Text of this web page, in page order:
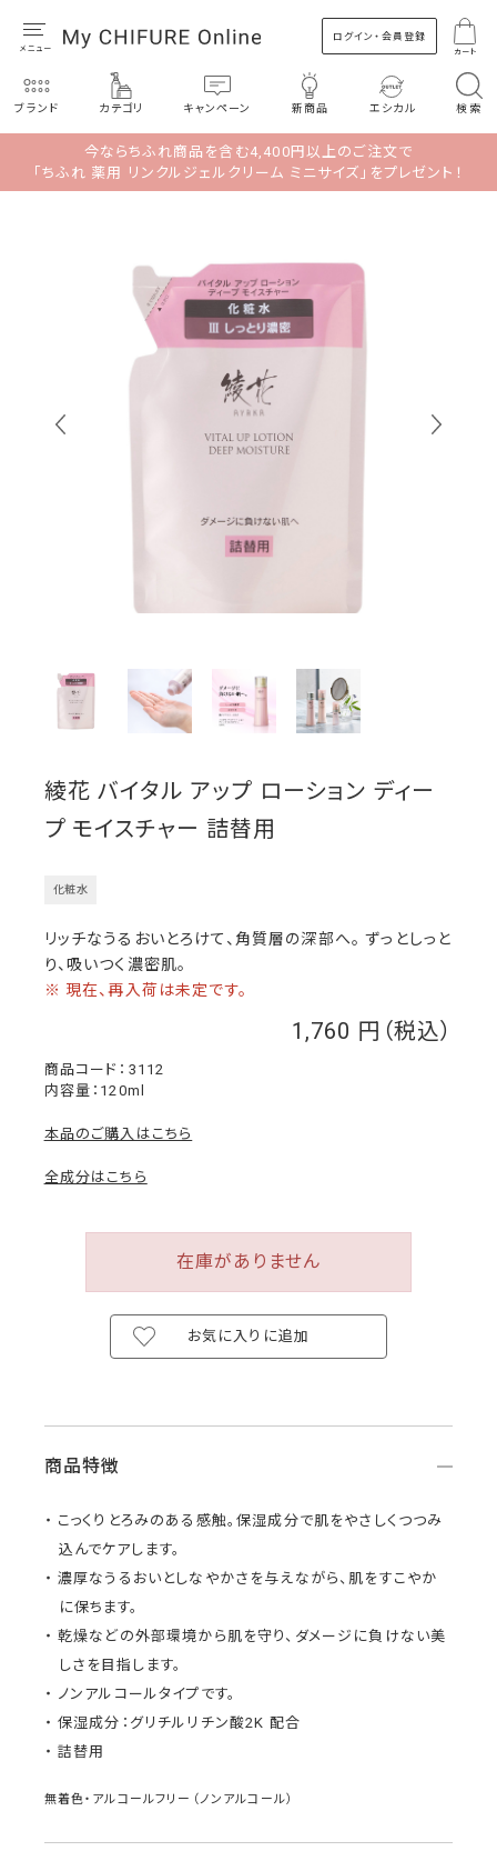
ログイン・会員登録
カート
ブランド カテゴリ キャンペーン 新商品 エシカル 検索
今ならちふれ商品を含む4,400円以上のご注文で
「ちふれ 薬用 リンクルジェルクリーム ミニサイズ」をプレゼント！
綾花 バイタル アップ ローション ディー
プ モイスチャー 詰替用
化粧水
1,760
3112
リッチなうるおいとろけて、角質層の深部へ。 ずっとしっと
り、吸いつく濃密肌。
※ 現在、再入荷は未定です。
内容量：120ml
本品のご購入はこちら
全成分はこちら
お気に入りに追加
在庫がありません
商品特徴
こっくりとろみのある感触。保湿成分で肌をやさしくつつみ
込んでケアします。
濃厚なうるおいとしなやかさを与えながら、肌をすこやか
に保ちます。
乾燥などの外部環境から肌を守り、ダメージに負けない美
しさを目指します。
ノンアルコールタイプです。
保湿成分：グリチルリチン酸2K 配合
詰替用
無着色・アルコールフリー（ノンアルコール）